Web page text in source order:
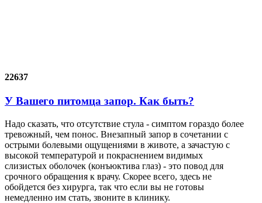
22637
У Вашего питомца запор. Как быть?
Надо сказать, что отсутствие стула - симптом гораздо более
тревожный, чем понос. Внезапный запор в сочетании с
острыми болевыми ощущениями в животе, а зачастую с
высокой температурой и покраснением видимых
слизистых оболочек (конъюктива глаз) - это повод для
срочного обращения к врачу. Скорее всего, здесь не
обойдется без хирурга, так что если вы не готовы
немедленно им стать, звоните в клинику.